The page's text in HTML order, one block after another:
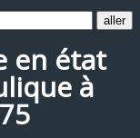
en état
à